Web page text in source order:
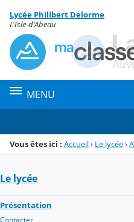
Menu de la rubrique
Contenu
Lycée Philibert Delorme
L'Isle-d'Abeau
MENU
Vous êtes ici : Accueil› Le lycée›
Le lycée
Présentation